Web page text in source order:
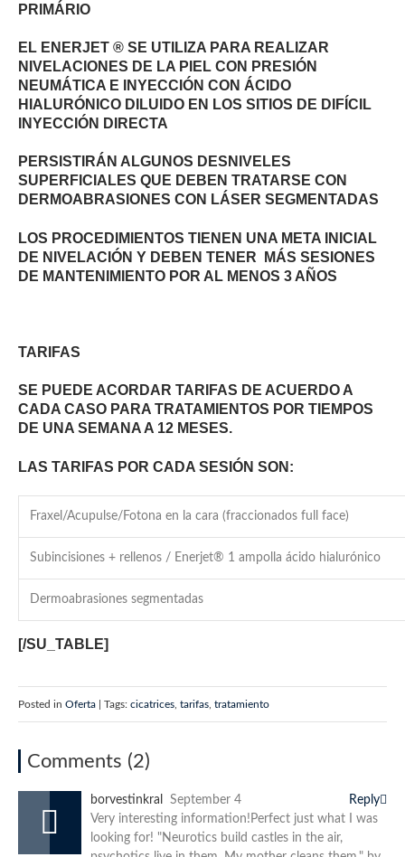
PRIMÁRIO
EL ENERJET ® SE UTILIZA PARA REALIZAR
NIVELACIONES DE LA PIEL CON PRESIÓN
NEUMÁTICA E INYECCIÓN CON ÁCIDO
HIALURÓNICO DILUIDO EN LOS SITIOS DE DIFÍCIL
INYECCIÓN DIRECTA
PERSISTIRÁN ALGUNOS DESNIVELES
SUPERFICIALES QUE DEBEN TRATARSE CON
DERMOABRASIONES CON LÁSER SEGMENTADAS
LOS PROCEDIMIENTOS TIENEN UNA META INICIAL
DE NIVELACIÓN Y DEBEN TENER MÁS SESIONES
DE MANTENIMIENTO POR AL MENOS 3 AÑOS
TARIFAS
SE PUEDE ACORDAR TARIFAS DE ACUERDO A
CADA CASO PARA TRATAMIENTOS POR TIEMPOS
DE UNA SEMANA A 12 MESES.
LAS TARIFAS POR CADA SESIÓN SON:
Fraxel/Acupulse/Fotona en la cara (fraccionados full face)
Subincisiones + rellenos / Enerjet® 1 ampolla ácido hialurónico
Dermoabrasiones segmentadas
[/SU_TABLE]
Posted in Oferta | Tags: cicatrices tarifas tratamiento
Comments (2)
borvestinkral September 4
Reply
Very interesting information!Perfect just what I was
looking for! "Neurotics build castles in the air,